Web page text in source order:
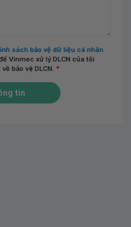
sách bảo vệ dữ liệu cá nhân
Vinmec xử lý DLCN của tôi
bảo vệ DLCN. *
tin